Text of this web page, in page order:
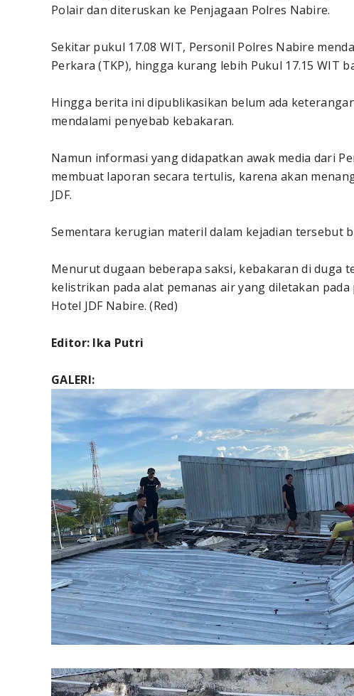
Polair dan diteruskan ke Penjagaan Polres Nabire.
Sekitar pukul 17.08 WIT, Personil Polres Nabire
Perkara (TKP), hingga kurang lebih Pukul 17.15 WIT
Hingga berita ini dipublikasikan belum ada
mendalami penyebab kebakaran.
Namun informasi yang didapatkan awak media dari
membuat laporan secara tertulis, karena akan
JDF.
Sementara kerugian materil dalam kejadian tersebut
Menurut dugaan beberapa saksi, kebakaran di duga
kelistrikan pada alat pemanas air yang diletakan
Hotel JDF Nabire. (Red)
Editor: Ika Putri
GALERI: